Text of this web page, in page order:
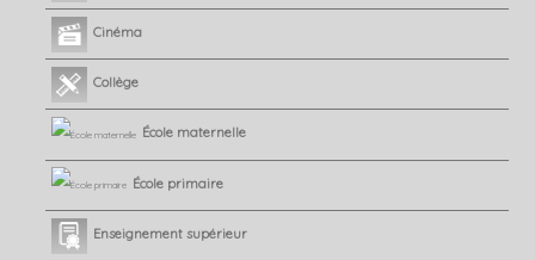
Cinéma
Collège
École maternelle
École primaire
Enseignement supérieur